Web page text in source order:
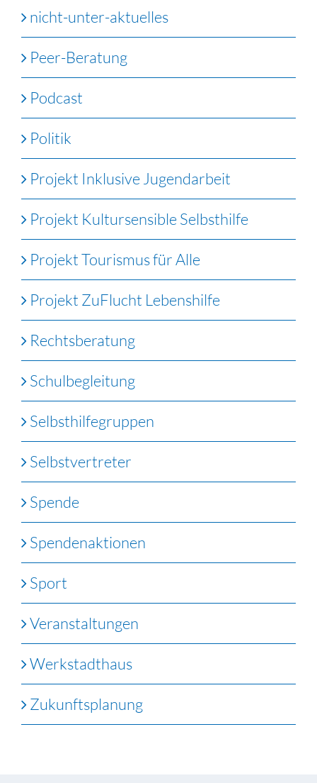
nicht-unter-aktuelles
Peer-Beratung
Podcast
Politik
Projekt Inklusive Jugendarbeit
Projekt Kultursensible Selbsthilfe
Projekt Tourismus für Alle
Projekt ZuFlucht Lebenshilfe
Rechtsberatung
Schulbegleitung
Selbsthilfegruppen
Selbstvertreter
Spende
Spendenaktionen
Sport
Veranstaltungen
Werkstadthaus
Zukunftsplanung